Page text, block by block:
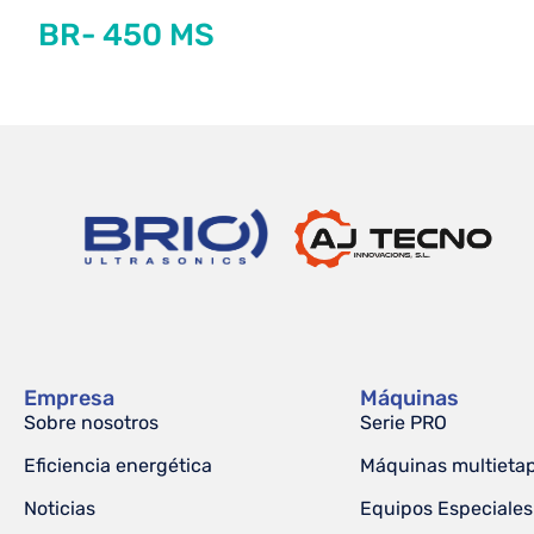
BR- 450 MS
Empresa
Sobre nosotros
Eficiencia energética
Noticias
Máquinas
Serie PRO
Máquinas
Equipos Especiales